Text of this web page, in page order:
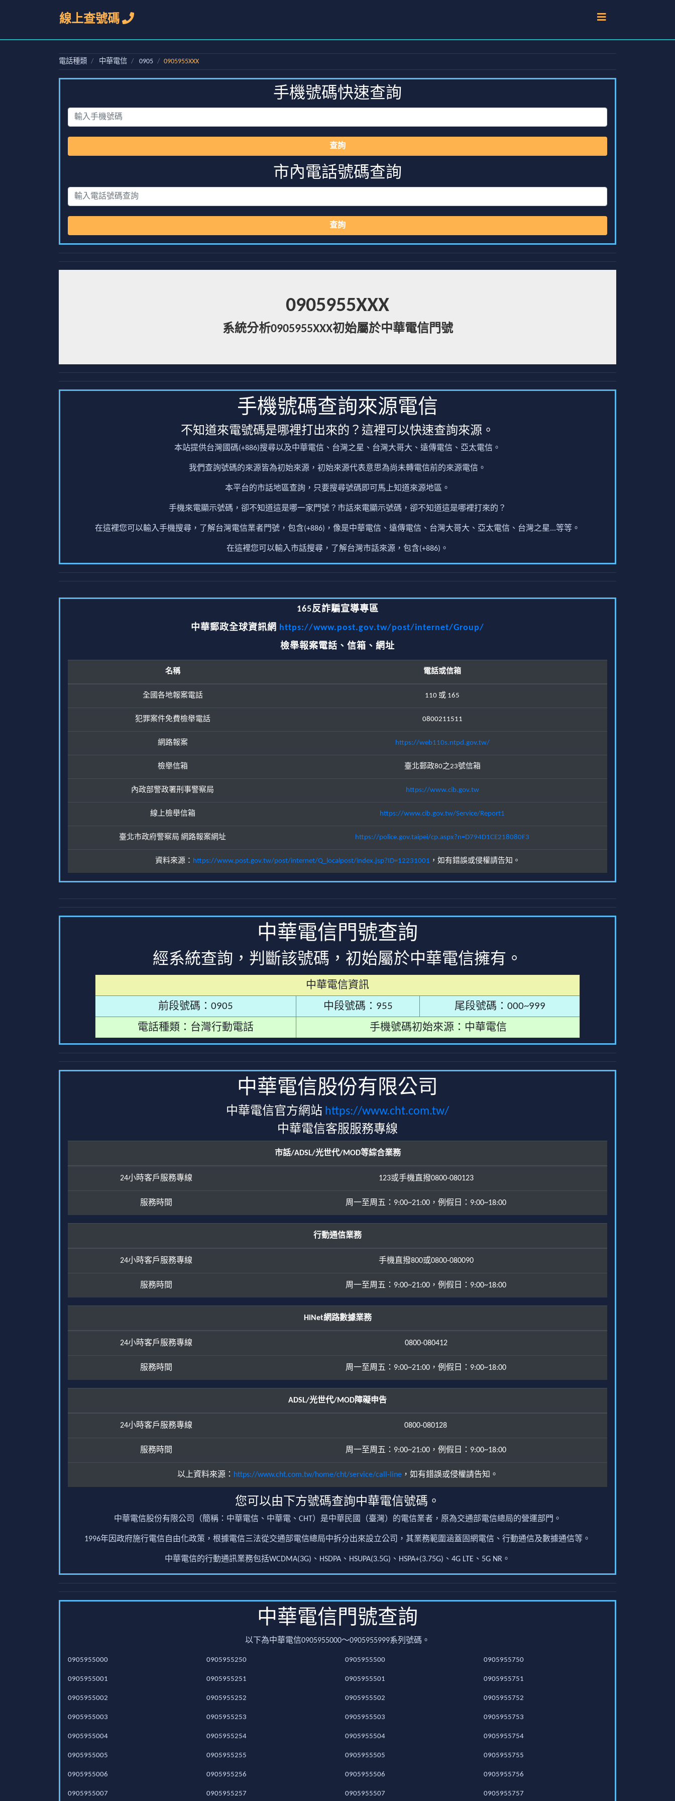
線上查號碼
電話種類 中華電信 0905 0905955XXX
手機號碼快速查詢
查詢
市內電話號碼查詢
查詢
0905955XXX
系統分析0905955XXX初始屬於中華電信門號
手機號碼查詢來源電信
不知道來電號碼是哪裡打出來的？這裡可以快速查詢來源。
本站提供台灣國碼(+886)搜尋以及中華電信、台灣之星、台灣大哥大、遠傳電信、亞太電信。
我們查詢號碼的來源皆為初始來源，初始來源代表意思為尚未轉電信前的來源電信。
本平台的市話地區查詢，只要搜尋號碼即可馬上知道來源地區。
手機來電顯示號碼，卻不知道這是哪一家門號？市話來電顯示號碼，卻不知道這是哪裡打來的？
在這裡您可以輸入手機搜尋，了解台灣電信業者門號，包含(+886)，像是中華電信、遠傳電信、台灣大哥大、亞太電信、台灣之星...等等。
在這裡您可以輸入市話搜尋，了解台灣市話來源，包含(+886)。
165反詐騙宣導專區
中華郵政全球資訊網 https://www.post.gov.tw/post/internet/Group/
檢舉報案電話、信箱、網址
名稱 電話或信箱
全國各地報案電話 110 或 165
犯罪案件免費檢舉電話 0800211511
網路報案 https://web110s.ntpd.gov.tw/
檢舉信箱 臺北郵政80之23號信箱
內政部警政署刑事警察局 https://www.cib.gov.tw
線上檢舉信箱 https://www.cib.gov.tw/Service/Report1
臺北市政府警察局 網路報案網址 https://police.gov.taipei/cp.aspx?n=D794D1CE218080F3
資料來源： https://www.post.gov.tw/post/internet/Q_localpost/index.jsp?ID=12231001 ，如有錯誤或侵權請告知。
中華電信門號查詢
經系統查詢，判斷該號碼，初始屬於中華電信擁有。
中華電信資訊
前段號碼：0905
中段號碼：955
尾段號碼：000~999
電話種類：台灣行動電話
手機號碼初始來源：中華電信
中華電信股份有限公司
中華電信官方網站 https://www.cht.com.tw/
中華電信客服服務專線
市話/ADSL/光世代/MOD等綜合業務
24小時客戶服務專線 123或手機直撥0800-080123
服務時間 周一至周五：9:00~21:00，例假日：9:00~18:00
行動通信業務
24小時客戶服務專線 手機直撥800或0800-080090
服務時間 周一至周五：9:00~21:00，例假日：9:00~18:00
HiNet網路數據業務
24小時客戶服務專線 0800-080412
服務時間 周一至周五：9:00~21:00，例假日：9:00~18:00
ADSL/光世代/MOD障礙申告
24小時客戶服務專線 0800-080128
服務時間 周一至周五：9:00~21:00，例假日：9:00~18:00
以上資料來源： https://www.cht.com.tw/home/cht/service/call-line，如有錯誤或侵權請告知。
您可以由下方號碼查詢中華電信號碼。
中華電信股份有限公司（簡稱：中華電信、中華電、CHT）是中華民國（臺灣）的電信業者，原為交通部電信總局的營運部門。
1996年因政府施行電信自由化政策，根據電信三法從交通部電信總局中拆分出來設立公司，其業務範圍涵蓋固網電信、行動通信及數據通信等。
中華電信的行動通訊業務包括WCDMA(3G)、HSDPA、HSUPA(3.5G)、HSPA+(3.75G)、4G LTE、5G NR。
中華電信門號查詢
以下為中華電信0905955000～0905955999系列號碼。
0905955000
0905955001
0905955002
0905955003
0905955004
0905955005
0905955006
0905955007
0905955250
0905955251
0905955252
0905955253
0905955254
0905955255
0905955256
0905955257
0905955500
0905955501
0905955502
0905955503
0905955504
0905955505
0905955506
0905955507
0905955750
0905955751
0905955752
0905955753
0905955754
0905955755
0905955756
0905955757